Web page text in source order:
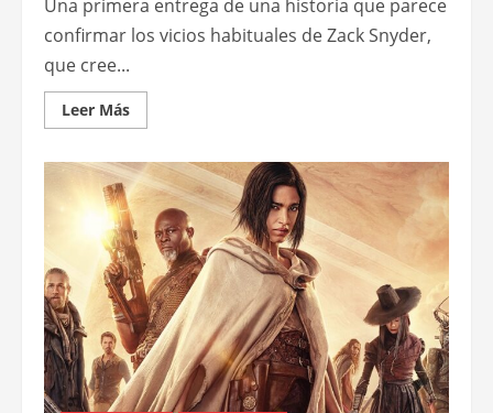
Una primera entrega de una historia que parece
confirmar los vicios habituales de Zack Snyder,
que cree...
Leer MásLeer
más
Rebel
Moon
–
Parte
1:
La
niña
del
fuego